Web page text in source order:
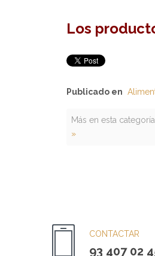
Los
Publicado en
Más en esta
»
CONTACTAR
93 407 02